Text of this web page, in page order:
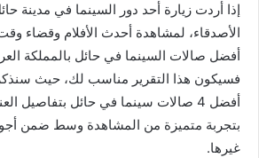
إذا أردت زيارة أحد دور السينما في مدينة
الأصدقاء، لمشاهدة أحدث الأفلام وقضاء
أفضل صالات السينما في حائل بالمملكة
فسيكون هذا التقرير مناسب لك، حيث سنذكر
أفضل 4 صالات سينما في حائل بتفاصيل
بتجربة متميزة من المشاهدة وسط ضمن
غيرها.